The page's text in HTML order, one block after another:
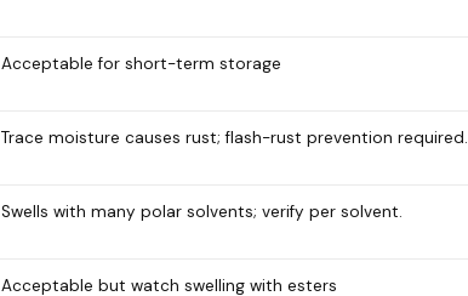
Acceptable for short-term storage
Trace moisture causes rust; flash-rust prevention required.
Swells with many polar solvents; verify per solvent.
Acceptable but watch swelling with esters